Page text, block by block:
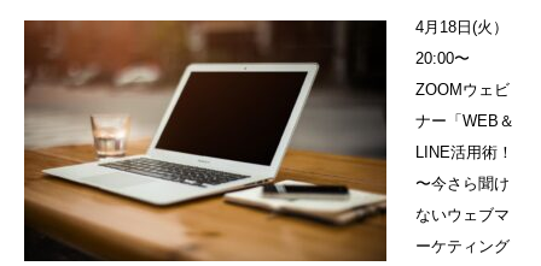
4月18日(火）
20:00〜
ZOOMウェビ
ナー「WEB＆
LINE活用術！
〜今さら聞け
ないウェブマ
ーケティング